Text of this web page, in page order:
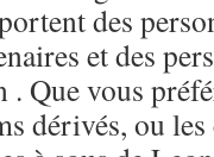
des
et des
Que vous
dérivés, ou